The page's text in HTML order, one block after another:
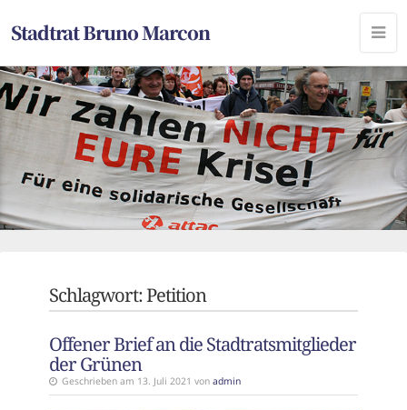
Stadtrat Bruno Marcon
Schlagwort:Petition
Offener Brief an die Stadtratsmitglieder
der Grünen
Geschrieben am 13. Juli 2021 von admin